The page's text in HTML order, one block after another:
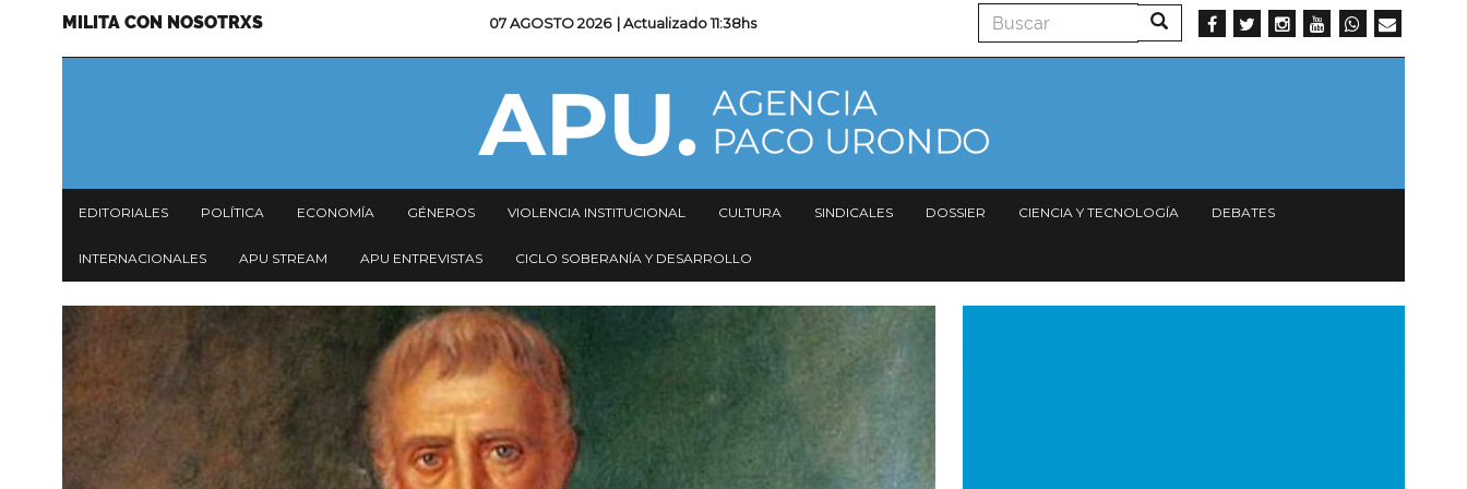
Menu
MILITA CON NOSOTRXS 07 AGOSTO 2026 | Actualizado11:38hs Buscar Buscar
Navegación
principal
EDITORIALES POLÍTICA ECONOMÍA GÉNEROS VIOLENCIA INSTITUCIONAL CULTURA SINDICALES DOSSIER CIENCIA Y TECNOLOGÍA DEBATES
INTERNACIONALES APU STREAM APU ENTREVISTAS CICLO SOBERANÍA Y DESARROLLO